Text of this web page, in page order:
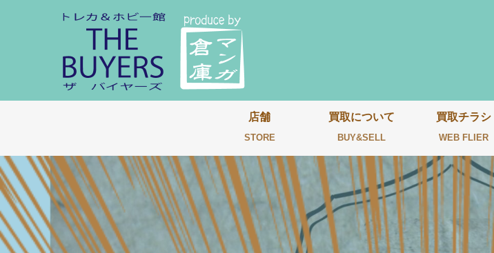
店舗
STORE
買取について
BUY&SELL
買取チラシ
WEB FLIER